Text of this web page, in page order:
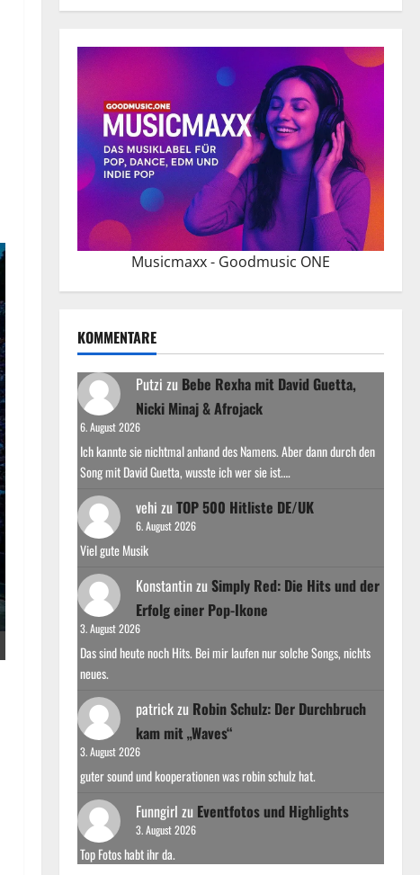
Musicmaxx - Goodmusic ONE
KOMMENTARE
Putzi zu Bebe Rexha mit David Guetta,
Nicki Minaj & Afrojack
6. August 2026
Ich kannte sie nichtmal anhand des Namens. Aber dann durch den
Song mit David Guetta, wusste ich wer sie ist.…
vehi zu TOP 500 Hitliste DE/UK
6. August 2026
Viel gute Musik
Konstantinzu Simply Red: Die Hits und der
Erfolg einer Pop-Ikone
3. August 2026
Das sind heute noch Hits. Bei mir laufen nur solche Songs, nichts
neues.
patrickzu Robin Schulz: Der Durchbruch
kam mit „Waves“
3. August 2026
guter sound und kooperationen was robin schulz hat.
Funngirl zu Eventfotos und Highlights
3. August 2026
Top Fotos habt ihr da.